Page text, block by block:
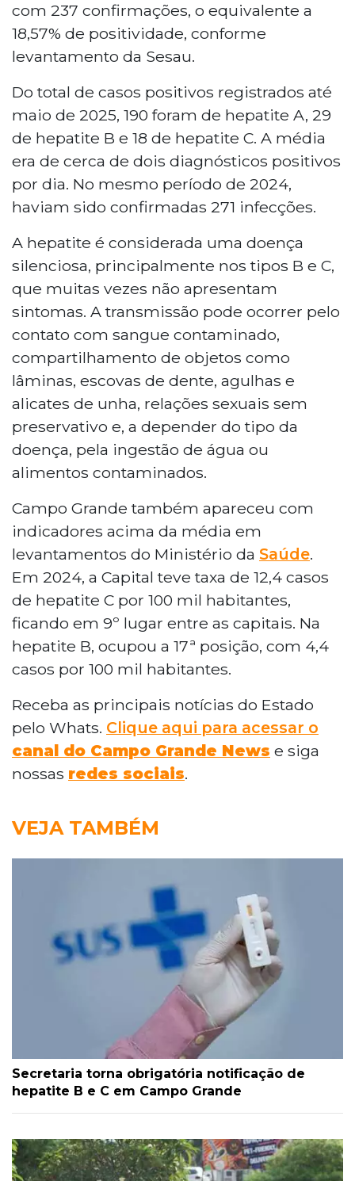
com 237 confirmações, o equivalente a
18,57% de positividade, conforme
levantamento da Sesau.
Do total de casos positivos registrados até
maio de 2025, 190 foram de hepatite A, 29
de hepatite B e 18 de hepatite C. A média
era de cerca de dois diagnósticos positivos
por dia. No mesmo período de 2024,
haviam sido confirmadas 271 infecções.
A hepatite é considerada uma doença
silenciosa, principalmente nos tipos B e C,
que muitas vezes não apresentam
sintomas. A transmissão pode ocorrer pelo
contato com sangue contaminado,
compartilhamento de objetos como
lâminas, escovas de dente, agulhas e
alicates de unha, relações sexuais sem
preservativo e, a depender do tipo da
doença, pela ingestão de água ou
alimentos contaminados.
Campo Grande também apareceu com
indicadores acima da média em
levantamentos do Ministério da Saúde.
Em 2024, a Capital teve taxa de 12,4 casos
de hepatite C por 100 mil habitantes,
ficando em 9º lugar entre as capitais. Na
hepatite B, ocupou a 17ª posição, com 4,4
casos por 100 mil habitantes.
Receba as principais notícias do Estado
pelo Whats. Clique aqui para acessar o
canal do Campo Grande News e siga
nossas redes sociais.
VEJA TAMBÉM
Secretaria torna obrigatória notificação de
hepatite B e C em Campo Grande